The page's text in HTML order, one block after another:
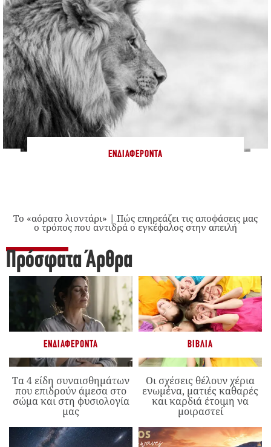
ΕΝΔΙΑΦΈΡΟΝΤΑ
Το «αόρατο λιοντάρι» | Πώς επηρεάζει τις αποφάσεις μας
ο τρόπος που αντιδρά ο εγκέφαλος στην απειλή
Πρόσφατα Άρθρα
ΕΝΔΙΑΦΈΡΟΝΤΑ
Τα 4 είδη συναισθημάτων
που επιδρούν άμεσα στο
σώμα και στη φυσιολογία
μας
ΒΙΒΛΊΑ
Οι σχέσεις θέλουν χέρια
ενωμένα, ματιές καθαρές
και καρδιά έτοιμη να
μοιραστεί